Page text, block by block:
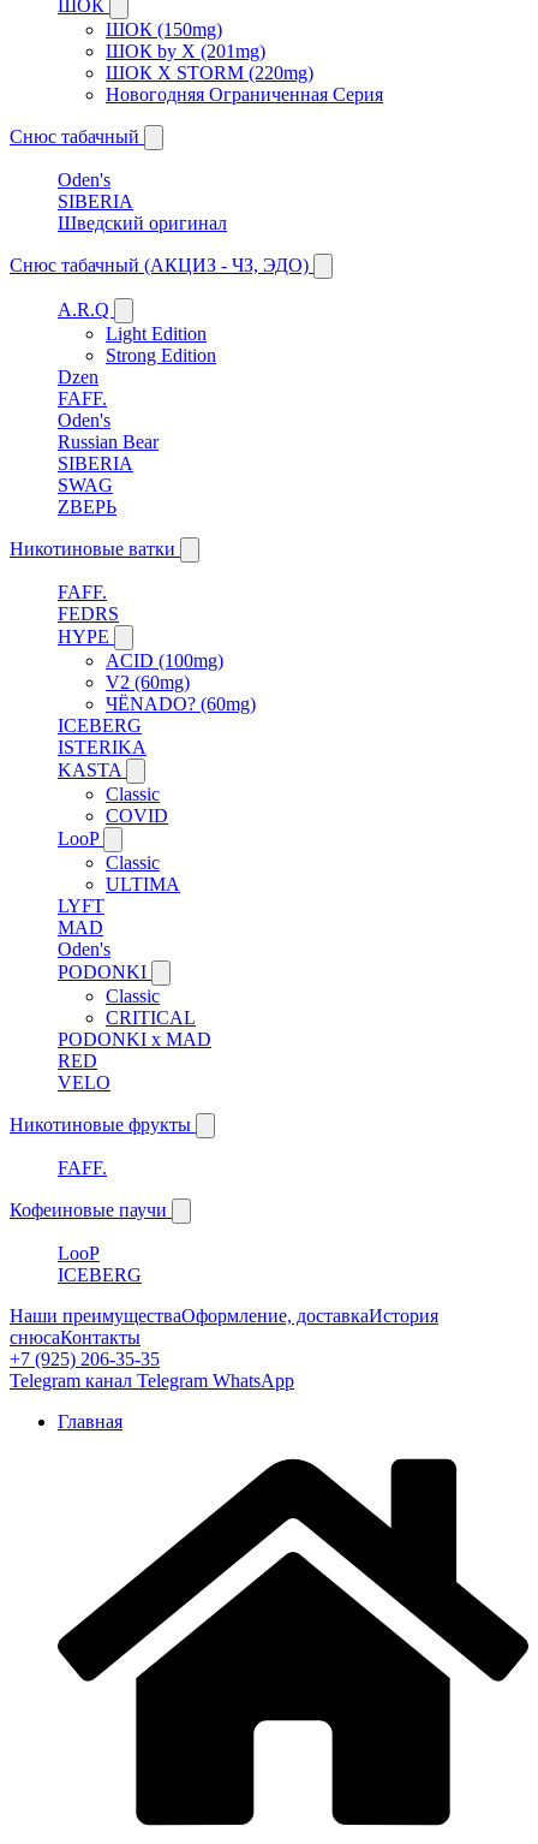
ШОК
ШОК (150mg)
ШОК by X (201mg)
ШОК X STORM (220mg)
Новогодняя Ограниченная Серия
Снюс табачный
Oden's
SIBERIA
Шведский оригинал
Снюс табачный (АКЦИЗ - ЧЗ, ЭДО)
A.R.Q
Light Edition
Strong Edition
Dzen
FAFF.
Oden's
Russian Bear
SIBERIA
SWAG
ZВЕРЬ
Никотиновые ватки
FAFF.
FEDRS
HYPE
ACID (100mg)
V2 (60mg)
ЧЁNADO? (60mg)
ICEBERG
ISTERIKA
KASTA
Classic
COVID
LooP
Classic
ULTIMA
LYFT
MAD
Oden's
PODONKI
Classic
CRITICAL
PODONKI x MAD
RED
VELO
Никотиновые фрукты
FAFF.
Кофеиновые паучи
LooP
ICEBERG
Наши преимуществаОформление, доставкаИстория
снюсаКонтакты
+7 (925) 206-35-35
Telegram канал Telegram WhatsApp
Главная